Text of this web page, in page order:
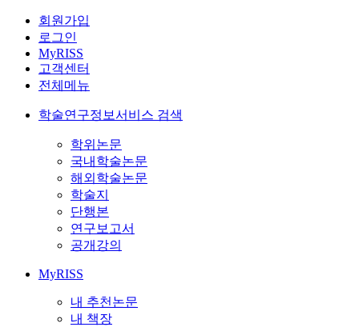
회원가입
로그인
MyRISS
고객센터
전체메뉴
학술연구정보서비스 검색
학위논문
국내학술논문
해외학술논문
학술지
단행본
연구보고서
공개강의
MyRISS
내 추천논문
내 책장